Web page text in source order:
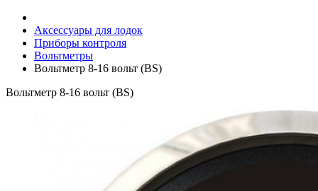
Аксессуары для лодок
Приборы контроля
Вольтметры
Вольтметр 8-16 вольт (BS)
Вольтметр 8-16 вольт (BS)